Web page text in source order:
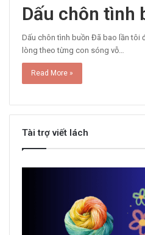
Dấu chôn tình
Dấu chôn tình buồn Đã bao lần tôi
lòng theo từng con sóng vỗ…
Read More »
Tài trợ viết lách